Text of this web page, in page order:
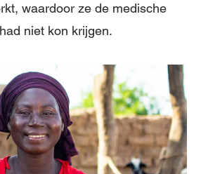
waardoor ze de medische
niet kon krijgen.